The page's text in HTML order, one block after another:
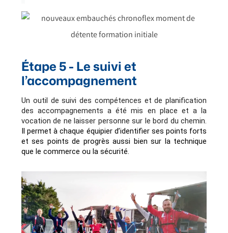
Étape 5 - Le suivi et
l’accompagnement
Un outil de suivi des compétences et de planification
des accompagnements a été mis en place et a la
Il permet à chaque équipier d’identifier ses points forts
et ses points de progrès aussi bien sur la technique
que le commerce ou la sécurité.